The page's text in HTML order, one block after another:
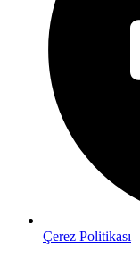
Çerez Politikası